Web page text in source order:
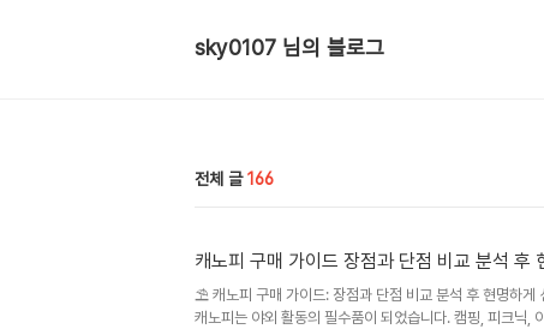
sky0107 님의 블로그
전체 글 166
캐노피 구매 가이드 장점과 단점 비교 분석 후
⛱️ 캐노피 구매 가이드: 장점과 단점 비교 분석 후 현명하게
캐노피는 야외 활동의 필수품이 되었습니다. 캠핑, 피크닉,